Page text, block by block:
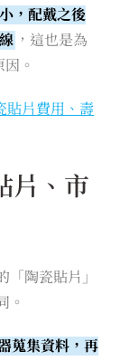
，配戴之後
，這也是為
。
貼片費用、壽
片、市
陶瓷貼片」
。
蒐集資料，再